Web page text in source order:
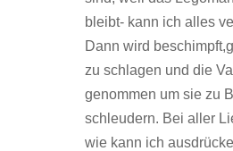
bleibt- kann ich alles
Dann wird
zu schlagen und die
genommen um sie zu
schleudern. Bei aller
wie kann ich